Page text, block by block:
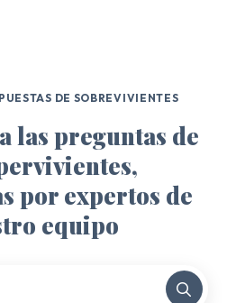
DE SOBREVIVIENTES
las preguntas de
por expertos de
equipo